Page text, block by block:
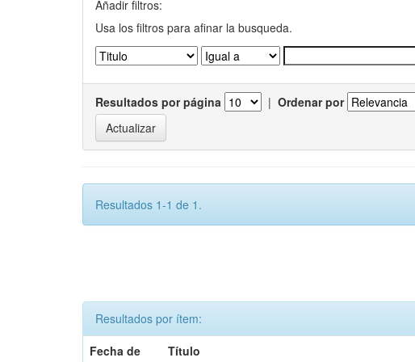
Añadir filtros:
Usa los filtros para afinar la busqueda.
Resultados por página | Ordenar por
Resultados 1-1 de 1.
Resultados por ítem:
Fecha de
Título